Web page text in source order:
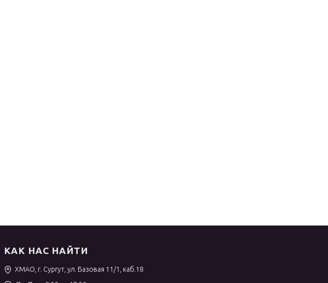
КАК НАС НАЙТИ
ХМАО, г. Сургут, ул. Базовая 11/1, каб.18